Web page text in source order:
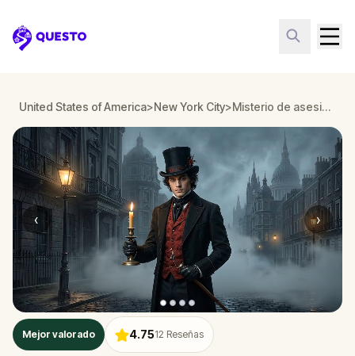
Questo
United States of America>New York City> Misterio de asesinato: Resuelve el caso en Downtown Brooklyn New York City
‹ ›
Mejor valorado 4.7512 Reseñas